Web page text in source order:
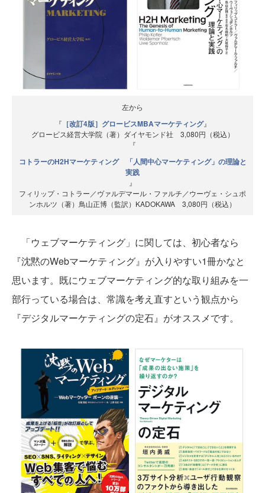
左から
『 ［改訂4版］グロービスMBAマーケティング』
グロービス経営大学院（著）ダイヤモンド社 3,080円（税込）
『
コトラーのH2Hマーケティング 「人間中心マーケティング」の理論と
実践
』
フィリップ・コトラー／ヴァルデマール・ファルチ／ウーヴェ・シュポ
ンホルツ（著）鳥山正博（監訳）KADOKAWA 3,080円（税込）
「ウェブマーケティング」に関しては、初心者なら
『沈黙のWebマーケティング』が入りやすい1冊かなと
思います。既にウェブマーケティング的な取り組みを一
部行っている場合は、常識を考え直すという観点から
『デジタルマーケティングの定石』がオススメです。